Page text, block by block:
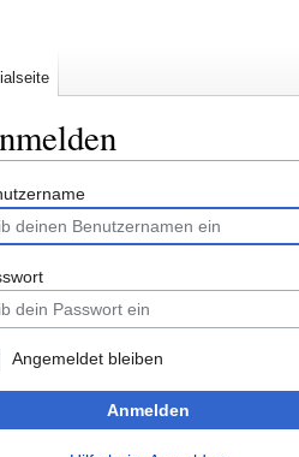
Angemeldet bleiben
Anmelden